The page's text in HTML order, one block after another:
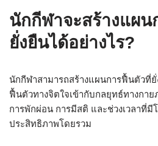
นักกีฬาจะสร้างแผ
ยั่งยืนได้อย่างไร?
นักกีฬาสามารถสร้างแผนการฟื้นตัวที่
ฟื้นตัวทางจิตใจเข้ากับกลยุทธ์ทางกา
การพักผ่อน การมีสติ และช่วงเวลาที่มี
ประสิทธิภาพโดยรวม